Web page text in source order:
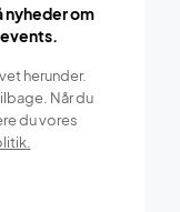
nyheder om
herunder.
Når du
du vores